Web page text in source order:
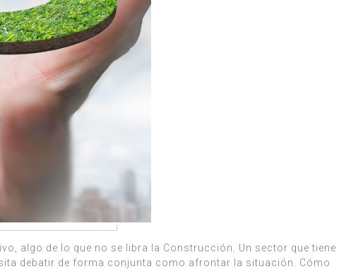
algo de lo que no se libra la Construcción. Un sector que tiene
debatir de forma conjunta como afrontar la situación. Cómo